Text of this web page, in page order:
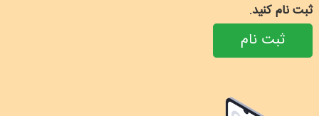
ثبت نام کنید.
ثبت نام